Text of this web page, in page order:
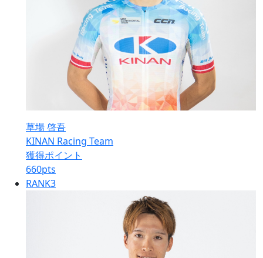
草場 啓吾
KINAN Racing Team
獲得ポイント
660pts
RANK3